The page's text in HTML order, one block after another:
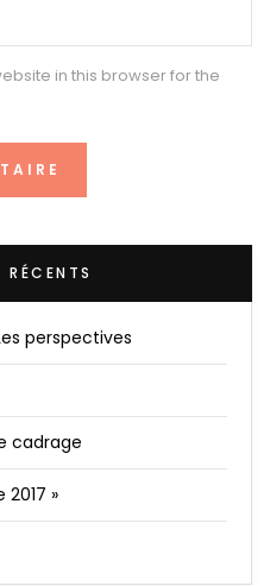
in this browser for the
RÉCENTS
perspectives
cadrage
»